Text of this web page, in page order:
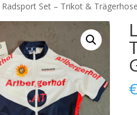
Set – Trikot &
€